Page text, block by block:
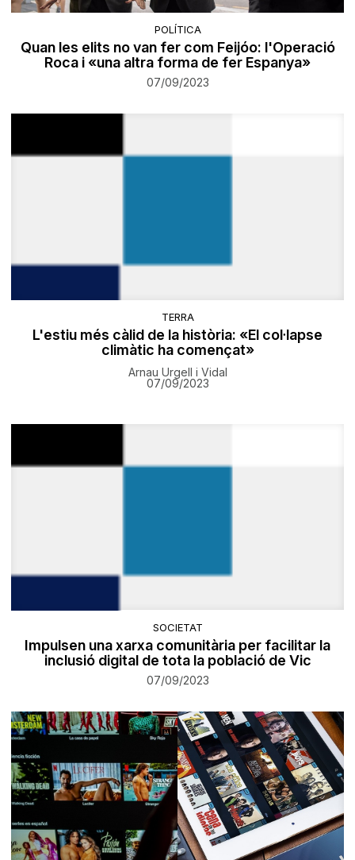
POLÍTICA
Quan les elits no van fer com Feijóo: l'Operació
Roca i «una altra forma de fer Espanya»
07/09/2023
TERRA
​L'estiu més càlid de la història: «El col·lapse
climàtic ha començat»
Arnau Urgell i Vidal
07/09/2023
SOCIETAT
Impulsen una xarxa comunitària per facilitar la
inclusió digital de tota la població de Vic
07/09/2023